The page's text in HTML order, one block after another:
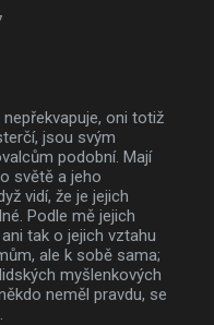
oni totiž
jsou svým
podobní. Mají
světě a jeho
vidí, že je jejich
Podle mě jejich
tak o jejich vztahu
ale k sobě sama;
myšlenkových
neměl pravdu, se